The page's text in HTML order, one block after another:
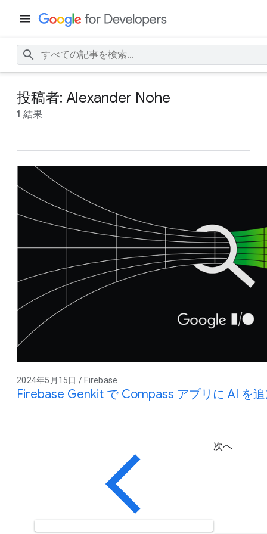
投稿者: Alexander Nohe
1 結果
2024年5月15日 / Firebase
Firebase Genkit で Compass アプリに AI を
次へ